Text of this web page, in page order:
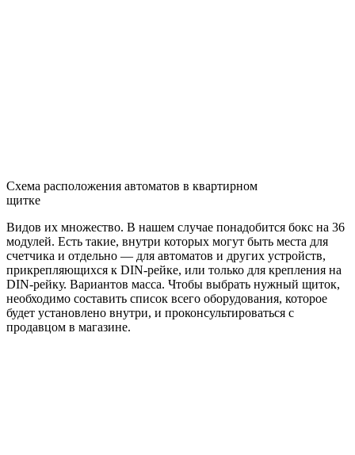
Схема расположения автоматов в квартирном
щитке
Видов их множество. В нашем случае понадобится бокс на 36
модулей. Есть такие, внутри которых могут быть места для
счетчика и отдельно — для автоматов и других устройств,
прикрепляющихся к DIN-рейке, или только для крепления на
DIN-рейку. Вариантов масса. Чтобы выбрать нужный щиток,
необходимо составить список всего оборудования, которое
будет установлено внутри, и проконсультироваться с
продавцом в магазине.